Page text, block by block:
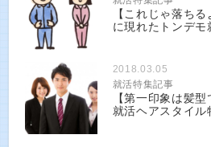
【これじゃ落ち
に現れたトンデモ
2018.03.05
就活特集記事
【第一印象は髪
就活ヘアスタイル